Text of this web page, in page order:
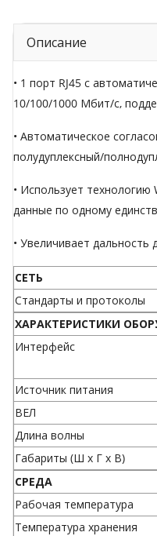
Описание
• 1 порт RJ45 с
10/100/1000 Мбит/с,
• Автоматическое
полудуплексный/
• Использует технологию
данные по одному
• Увеличивает
СЕТЬ
Стандарты и протоколы
ХАРАКТЕРИСТИКИ
Интерфейс
Источник питания
ВЕЛ
Длина волны
Габариты (Ш x Г x В)
СРЕДА
Рабочая температура
Температура хранения